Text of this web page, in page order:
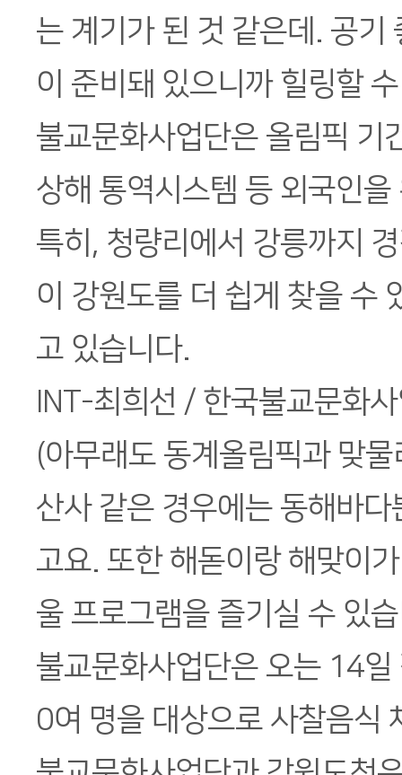
는 계기가 된 것 같은데. 공기
이 준비돼 있으니까 힐링할
불교문화사업단은 올림픽 기
상해 통역시스템 등 외국인
특히, 청량리에서 강릉까지
이 강원도를 더 쉽게 찾을 수
고 있습니다.
INT-최희선 / 한국불교문화
(아무래도 동계올림픽과 맞
산사 같은 경우에는 동해바
고요. 또한 해돋이랑 해맞이
울 프로그램을 즐기실 수 있
불교문화사업단은 오는 14
0여 명을 대상으로 사찰음